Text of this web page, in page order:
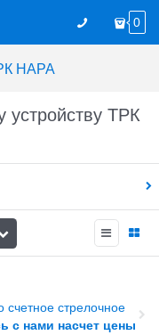
0
НАРА
устройству ТРК
счетное стрелочное
с нами насчет цены